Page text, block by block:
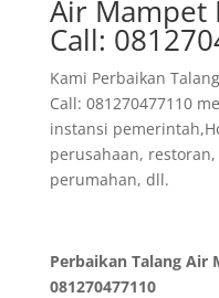
Air Mampet
Call:
Kami Perbaikan
Call: 081270477110
instansi
perusahaan,
perumahan, dll.
Perbaikan Talang Air
081270477110